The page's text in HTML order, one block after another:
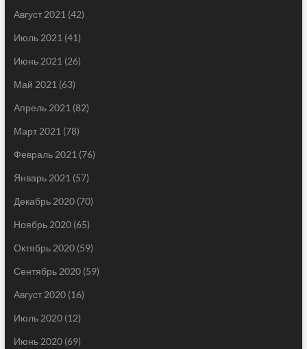
Август 2021 (42)
Июль 2021 (41)
Июнь 2021 (26)
Май 2021 (63)
Апрель 2021 (82)
Март 2021 (78)
Февраль 2021 (76)
Январь 2021 (57)
Декабрь 2020(70)
Ноябрь 2020(65)
Октябрь 2020(59)
Сентябрь 2020(59)
Август 2020(16)
Июль 2020(12)
Июнь 2020(69)